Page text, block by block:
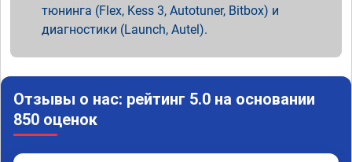
тюнинга (Flex, Kess 3, Autotuner, Bitbox) и
диагностики (Launch, Autel).
Отзывы о нас: рейтинг 5.0 на основании
850 оценок